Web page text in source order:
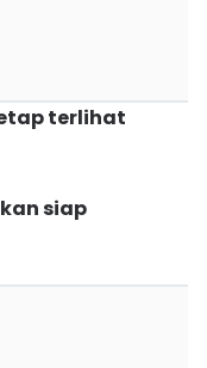
terlihat
siap